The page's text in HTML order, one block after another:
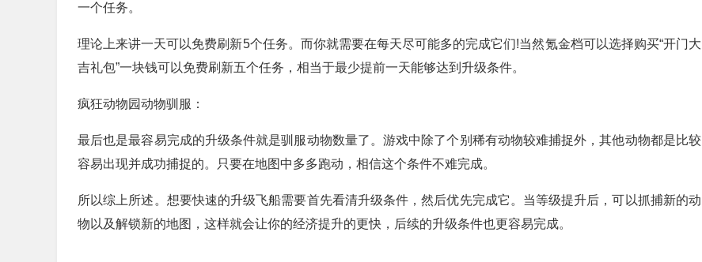
一个任务。
理论上来讲一天可以免费刷新5个任务。而你就需要在每天尽可能多的完成它们!当然氪金档可以选择购买“开门大
吉礼包”一块钱可以免费刷新五个任务，相当于最少提前一天能够达到升级条件。
疯狂动物园动物驯服：
最后也是最容易完成的升级条件就是驯服动物数量了。游戏中除了个别稀有动物较难捕捉外，其他动物都是比较
容易出现并成功捕捉的。只要在地图中多多跑动，相信这个条件不难完成。
所以综上所述。想要快速的升级飞船需要首先看清升级条件，然后优先完成它。当等级提升后，可以抓捕新的动
物以及解锁新的地图，这样就会让你的经济提升的更快，后续的升级条件也更容易完成。